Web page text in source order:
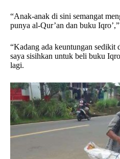
“Anak-anak di sini semangat
punya al-Qur’an dan buku
“Kadang ada keuntungan sedikit
saya sisihkan untuk beli buku
lagi.